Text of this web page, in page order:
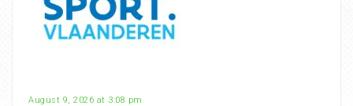
August 9, 2026 at 3:08 pm